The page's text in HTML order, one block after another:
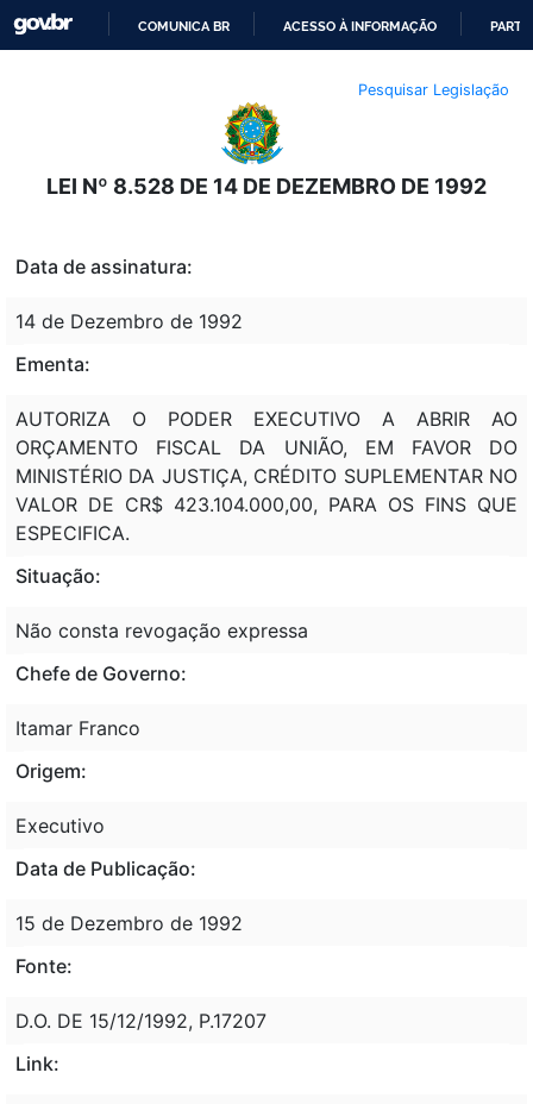
O
CONTEÚDO
COMUNICA BR ACESSO À INFORMAÇÃO
Pesquisar Legislação
LEI Nº 8.528 DE 14 DE DEZEMBRO DE 1992
Data de assinatura:
14 de Dezembro de 1992
Ementa:
AUTORIZA O PODER EXECUTIVO A ABRIR AO
ORÇAMENTO FISCAL DA UNIÃO, EM FAVOR DO
MINISTÉRIO DA JUSTIÇA, CRÉDITO SUPLEMENTAR NO
VALOR DE CR$ 423.104.000,00, PARA OS FINS QUE
ESPECIFICA.
Situação:
Não consta revogação expressa
Chefe de Governo:
Itamar Franco
Origem:
Executivo
Data de Publicação:
15 de Dezembro de 1992
Fonte:
D.O. DE 15/12/1992, P.17207
Link: